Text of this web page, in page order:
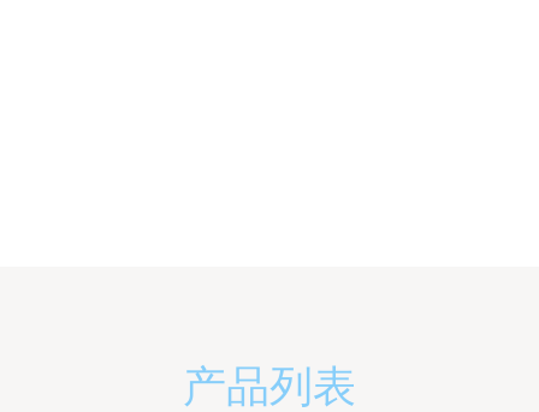
产品列表